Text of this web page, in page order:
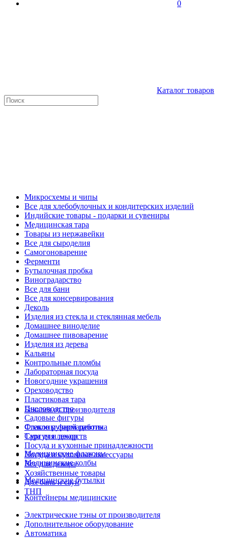
0
Каталог товаров
Микросхемы и чипы
Все для хлебобулочных и кондитерских изделий
Индийские товары - подарки и сувениры
Медицинская тара
Товары из нержавейки
Все для сыроделия
Самогоноварение
Ферменти
Бутылочная пробка
Виноградарство
Все для бани
Все для консервирования
Деколь
Изделия из стекла и стеклянная мебель
Домашнее виноделие
Домашнее пивоварение
Изделия из дерева
Кальяны
Контрольные пломбы
Лабораторная посуда
Новогодние украшения
Ореховодство
Пластиковая тара
Пчеловодство
Садовые фигуры
Стекло ручной работы
Сургуч и декор
Посуда и кухонные принадлежности
Посуда и кухонные аксессуары
Все для декора
Хозяйственные товары
Для бань и саун
ТНП
Бакалея от производителя
Флаконы фармацевтика
Тара для лекарств
Медицинские флаконы
Медицинские колбы
Медицинские бутылки
Контейнеры медицинские
Электрические тэны от производителя
Дополнительное оборудование
Автоматика